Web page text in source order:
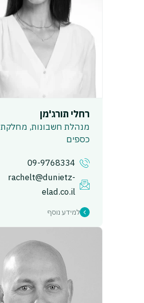
רחלי תורג'מן
מנהלת חשבונות, מחלקת
כספים
09-9768334
rachelt@dunietz-
elad.co.il
למידע נוסף